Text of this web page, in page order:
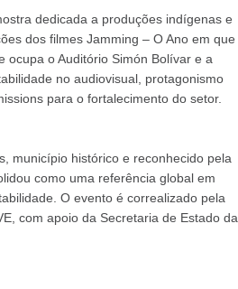
dedicada a produções indígenas e
dos filmes Jamming – O Ano em que
ocupa o Auditório Simón Bolívar e a
no audiovisual, protagonismo
para o fortalecimento do setor.
município histórico e reconhecido pela
como uma referência global em
O evento é correalizado pela
com apoio da Secretaria de Estado da